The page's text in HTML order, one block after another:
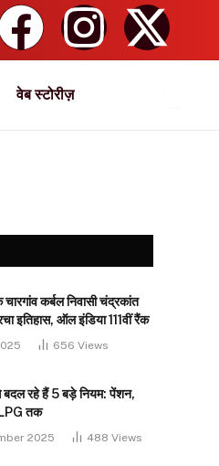
वेब स्टोरीज़
चारगांव कर्बल निवासी चंद्रकांत
इतिहास, ऑल इंडिया 111वीं रैंक
656 Views
बदल रहे हैं 5 बड़े नियम: पेंशन,
तक
2025 488 Views